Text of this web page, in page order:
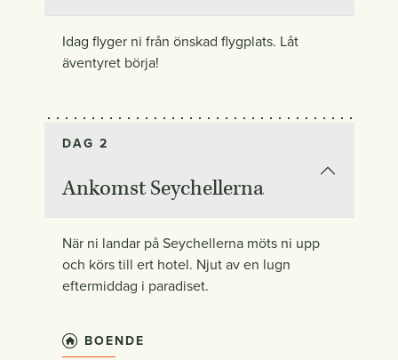
Idag flyger ni från önskad flygplats. Låt
äventyret börja!
DAG 2
Ankomst Seychellerna
När ni landar på Seychellerna möts ni upp
och körs till ert hotel. Njut av en lugn
eftermiddag i paradiset.
BOENDE